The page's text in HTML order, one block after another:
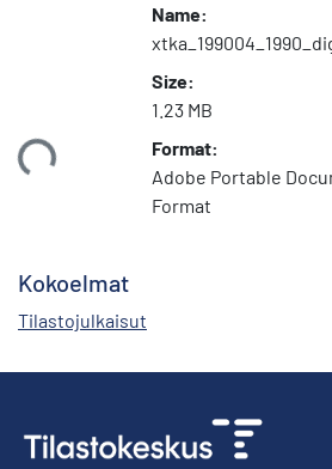
Name:
Size:
1.23 MB
Format:
Adobe Portable
Format
Kokoelmat
Tilastojulkaisut